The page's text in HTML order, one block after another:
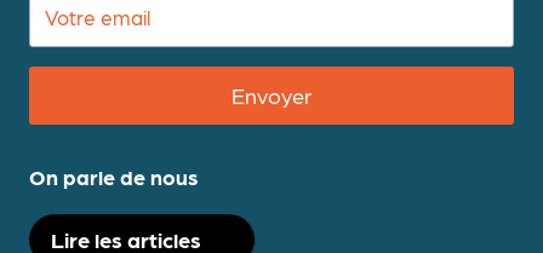
Envoyer
On parle de nous
Lire les articles